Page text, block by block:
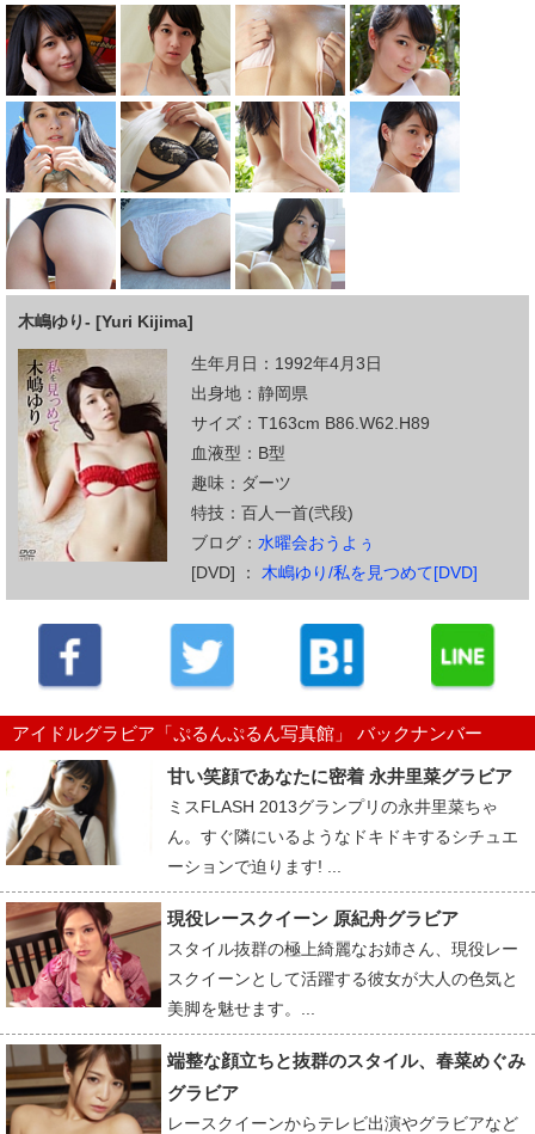
木嶋ゆり- [Yuri Kijima]
生年月日：1992年4月3日
出身地：静岡県
サイズ：T163cm B86.W62.H89
血液型：B型
趣味：ダーツ
特技：百人一首(弐段)
ブログ：水曜会おうよぅ
[DVD] ：
木嶋ゆり/私を見つめて[DVD]
アイドルグラビア「ぷるんぷるん写真館」 バックナンバー
甘い笑顔であなたに密着 永井里菜グラビア
ミスFLASH 2013グランプリの永井里菜ちゃ
ん。すぐ隣にいるようなドキドキするシチュエ
ーションで迫ります! ...
現役レースクイーン 原紀舟グラビア
スタイル抜群の極上綺麗なお姉さん、現役レー
スクイーンとして活躍する彼女が大人の色気と
美脚を魅せます。...
端整な顔立ちと抜群のスタイル、春菜めぐみ
グラビア
レースクイーンからテレビ出演やグラビアなど